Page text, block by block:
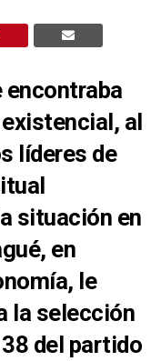
encontraba
al
líderes de
situación en
en
le
la selección
del partido